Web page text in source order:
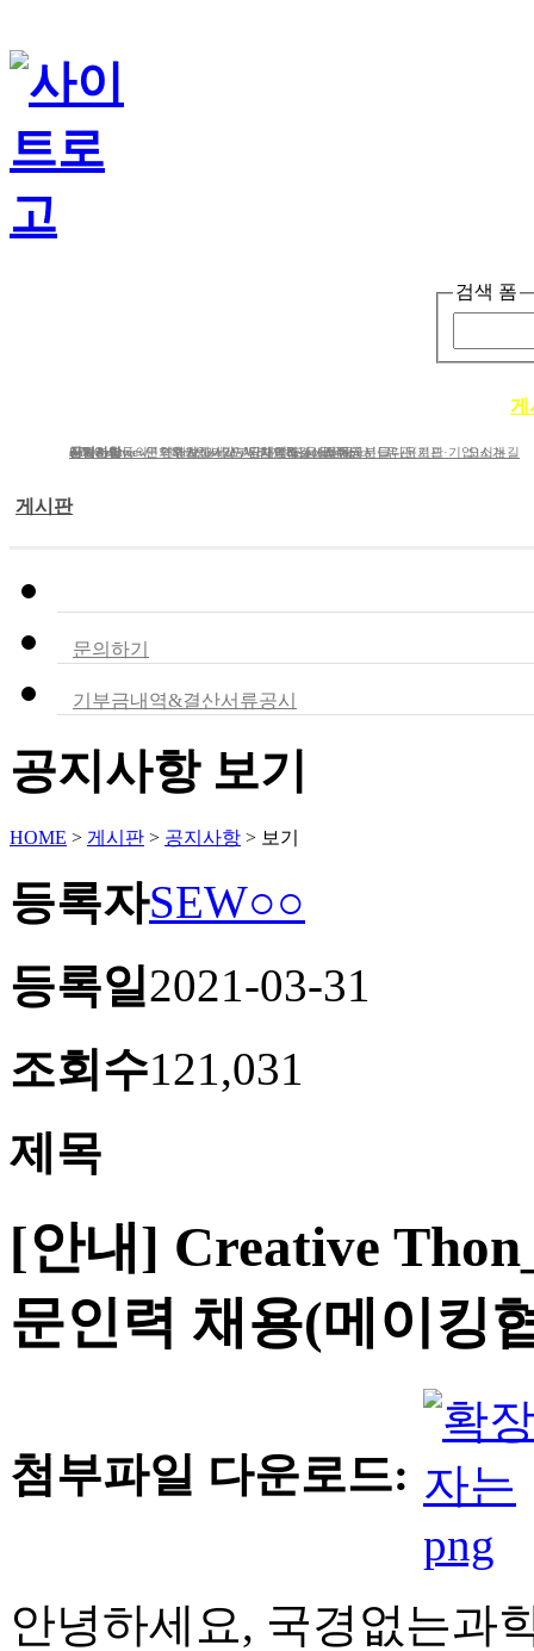
검색 폼
단체소개 연혁 인사말 함께하는 사람들 CI다운로드 오시는길
사업분야
게
공지사항 문의하기 기부금내역&결산서류공시
e-Newsletter 연간보고서/도서/자료집 갤러리 유관(기관·기업)소개
iWc Overview Structure of iWc Research topics
회원가입동의 후원하기 단체에 도움을 주신 분들
게시판
문의하기
기부금내역&결산서류공시
공지사항 보기
HOME > 게시판 > 공지사항 > 보기
등록자SEW○○
등록일2021-03-31
조회수121,031
제목
[안내] Creative
문인력 채용(메이킹
첨부파일 다운로드:
안녕하세요, 국경없는과